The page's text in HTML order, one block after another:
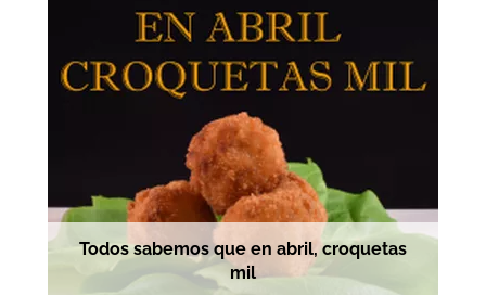
Todos sabemos que en abril, croquetas
mil